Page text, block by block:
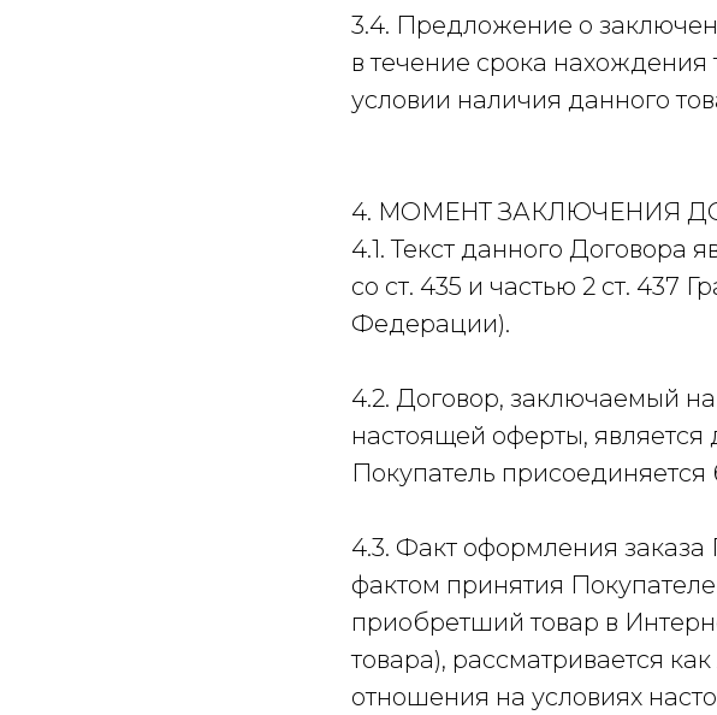
3.4. Предложение о
в течение срока
условии наличия данного
4. МОМЕНТ ЗАКЛЮЧЕНИЯ
4.1. Текст данного Договора
со ст. 435 и частью 2 ст. 437
Федерации).
4.2. Договор, заключаемый
настоящей оферты,
Покупатель
4.3. Факт оформления
фактом принятия
приобретший товар в
товара), рассматривается
отношения на условиях